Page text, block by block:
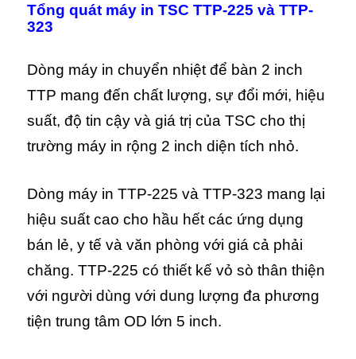
Tổng quát máy in TSCTTP-225 và TTP-
323
Dòng máy in chuyển nhiệt để bàn 2 inch
TTP mang đến chất lượng, sự đổi mới, hiệu
suất, độ tin cậy và giá trị của TSC cho thị
trường máy in rộng 2 inch diện tích nhỏ.
Dòng máy in TTP-225 và TTP-323 mang lại
hiệu suất cao cho hầu hết các ứng dụng
bán lẻ, y tế và văn phòng với giá cả phải
chăng. TTP-225 có thiết kế vỏ sò thân thiện
với người dùng với dung lượng đa phương
tiện trung tâm OD lớn 5 inch.